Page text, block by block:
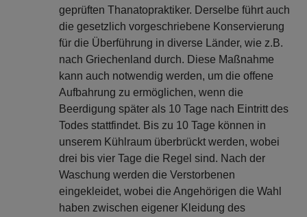
geprüften Thanatopraktiker. Derselbe führt auch
die gesetzlich vorgeschriebene Konservierung
für die Überführung in diverse Länder, wie z.B.
nach Griechenland durch. Diese Maßnahme
kann auch notwendig werden, um die offene
Aufbahrung zu ermöglichen, wenn die
Beerdigung später als 10 Tage nach Eintritt des
Todes stattfindet. Bis zu 10 Tage können in
unserem Kühlraum überbrückt werden, wobei
drei bis vier Tage die Regel sind. Nach der
Waschung werden die Verstorbenen
eingekleidet, wobei die Angehörigen die Wahl
haben zwischen eigener Kleidung des